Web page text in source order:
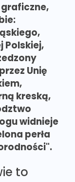
Polskiej,
Unię
kreską,
widnieje
perła
to